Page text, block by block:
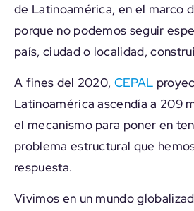
de Latinoamérica, en el marco
porque no podemos seguir
país, ciudad o localidad,
A fines del 2020, CEPAL
Latinoamérica ascendía a 209
el mecanismo para poner en
problema estructural que
respuesta.
Vivimos en un mundo